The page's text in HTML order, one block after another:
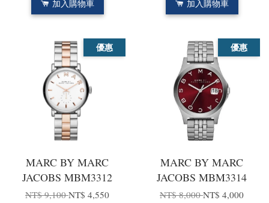
加入購物車 加入購物車
優惠
MARC BY MARC
JACOBS MBM3312
NT$ 9,100NT$ 4,550
優惠
MARC BY MARC
JACOBS MBM3314
NT$ 8,000NT$ 4,000